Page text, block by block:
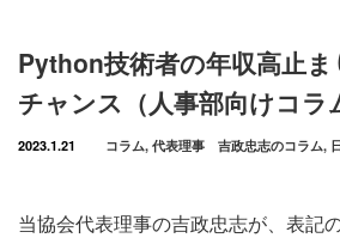
Python技術者の年収高止
チャンス（人事部向けコラ
2023.1.21 コラム, 代表理事 吉政忠志のコラム,
当協会代表理事の吉政忠志が、表記